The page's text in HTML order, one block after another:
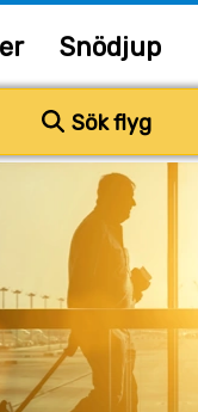
Snödjup
Sök flyg